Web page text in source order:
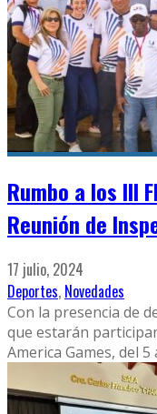
Rumbo a los III
Reunión de
17 julio, 2024
Deportes, Novedades
Con la presencia de
que estarán
America Games, del 5